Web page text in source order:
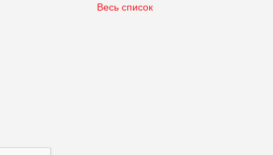
Весь список